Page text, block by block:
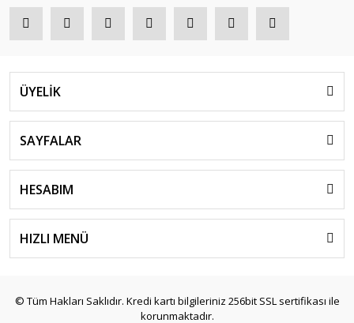
ÜYELİK
SAYFALAR
HESABIM
HIZLI MENÜ
© Tüm Hakları Saklıdır. Kredi kartı bilgileriniz 256bit SSL sertifikası ile
korunmaktadır.